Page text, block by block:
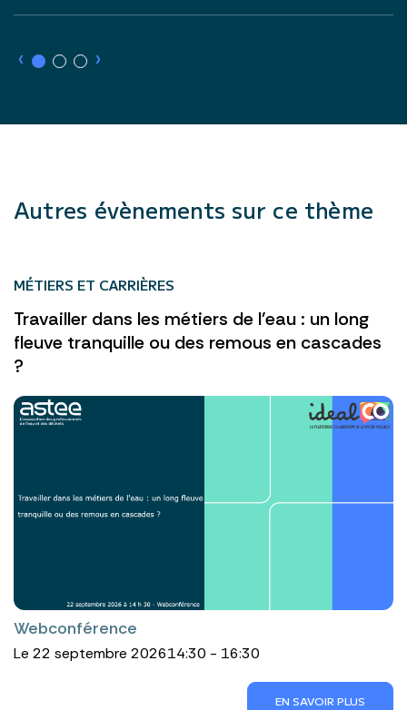
› ›
Autres évènements sur ce thème
MÉTIERS ET CARRIÈRES
Travailler dans les métiers de l'eau : un long
fleuve tranquille ou des remous en cascades
?
Webconférence
Le 22 septembre 202614:30 - 16:30
EN SAVOIR PLUS